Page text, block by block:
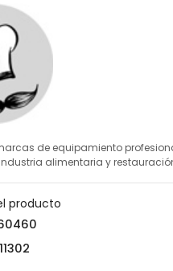
de equipamiento
alimentaria y
producto
11302